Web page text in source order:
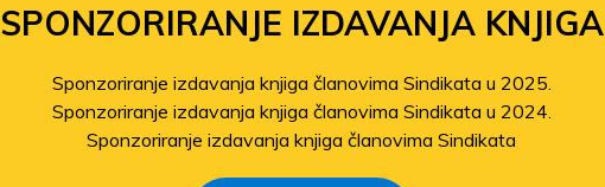
SPONZORIRANJE IZDAVANJA KNJIGA
Sponzoriranje izdavanja knjiga članovima Sindikata u 2025.
Sponzoriranje izdavanja knjiga članovima Sindikata u 2024.
Sponzoriranje izdavanja knjiga članovima Sindikata